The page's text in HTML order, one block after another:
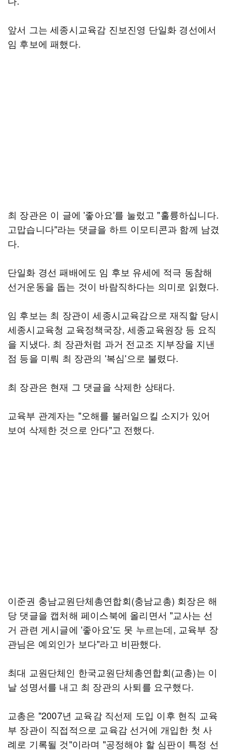
앞서 그는 세종시교육감 진보진영 단일화 경선에서
임 후보에 패했다.
최 장관은 이 글에 '좋아요'를 눌렀고 "훌륭하십니다.
고맙습니다"라는 댓글을 하트 이모티콘과 함께 남겼
다.
단일화 경선 패배에도 임 후보 유세에 적극 동참해
선거운동을 돕는 것이 바람직하다는 의미로 읽혔다.
임 후보는 최 장관이 세종시교육감으로 재직할 당시
세종시교육청 교육정책국장, 세종교육원장 등 요직
을 지냈다. 최 장관처럼 과거 전교조 지부장을 지낸
점 등을 미뤄 최 장관의 '복심'으로 불렸다.
최 장관은 현재 그 댓글을 삭제한 상태다.
교육부 관계자는 "오해를 불러일으킬 소지가 있어
보여 삭제한 것으로 안다"고 전했다.
이준권 충남교원단체총연합회(충남교총) 회장은 해
당 댓글을 캡처해 페이스북에 올리면서 "교사는 선
거 관련 게시글에 '좋아요'도 못 누르는데, 교육부 장
관님은 예외인가 보다"라고 비판했다.
최대 교원단체인 한국교원단체총연합회(교총)는 이
날 성명서를 내고 최 장관의 사퇴를 요구했다.
교총은 "2007년 교육감 직선제 도입 이후 현직 교육
부 장관이 직접적으로 교육감 선거에 개입한 첫 사
례로 기록될 것"이라며 "공정해야 할 심판이 특정 선